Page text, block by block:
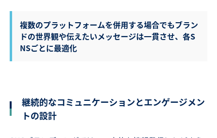
複数のプラットフォームを併用する場合でもブラン
ドの世界観や伝えたいメッセージは一貫させ、各S
NSごとに最適化
継続的なコミュニケーションとエンゲージメン
トの設計